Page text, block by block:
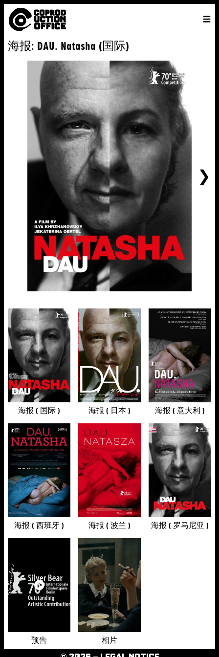
中
文
主页 导演 电影
ENGLISH
中文
寻
找
海报: DAU. Natasha (国际)
海报 ( 国际 ) 海报 ( 日本 ) 海报 ( 意大利 )
海报 ( 西班牙 ) 海报 ( 波兰 ) 海报 ( 罗马尼亚 )
预告 相片